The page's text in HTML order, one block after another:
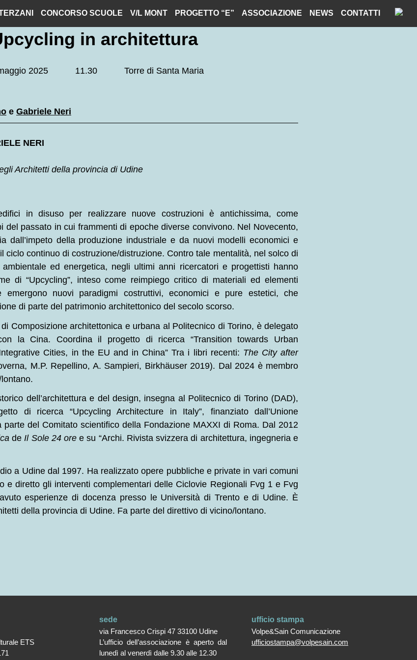
CONCORSO SCUOLE V/L MONT PROGETTO “E” ASSOCIAZIONE NEWS CONTATTI
in architettura
2025 11.30 Torre di Santa Maria
e Gabriele Neri
NERI
Architetti della provincia di Udine
in disuso per realizzare nuove costruzioni è antichissima, come
del passato in cui frammenti di epoche diverse convivono. Nel Novecento,
dall’impeto della produzione industriale e da nuovi modelli economici e
ciclo continuo di costruzione/distruzione. Contro tale mentalità, nel solco di
ed energetica, negli ultimi anni ricercatori e progettisti hanno
di “Upcycling”, inteso come reimpiego critico di materiali ed elementi
emergono nuovi paradigmi costruttivi, economici e pure estetici, che
di parte del patrimonio architettonico del secolo scorso.
Composizione architettonica e urbana al Politecnico di Torino, è delegato
la Cina. Coordina il progetto di ricerca “Transition towards Urban
Cities, in the EU and in China” Tra i libri recenti: The City after
M.P. Repellino, A. Sampieri, Birkhäuser 2019). Dal 2024 è membro
dell’architettura e del design, insegna al Politecnico di Torino (DAD),
di ricerca “Upcycling Architecture in Italy”, finanziato dall’Unione
parte del Comitato scientifico della Fondazione MAXXI di Roma. Dal 2012
deIl Sole 24 ore e su “Archi. Rivista svizzera di architettura, ingegneria e
a Udine dal 1997. Ha realizzato opere pubbliche e private in vari comuni
e diretto gli interventi complementari delle Ciclovie Regionali Fvg 1 e Fvg
esperienze di docenza presso le Università di Trento e di Udine. È
della provincia di Udine. Fa parte del direttivo di vicino/lontano.
ETS
sede
via Francesco Crispi 47 33100 Udine
L’ufficio dell’associazione è aperto dal
lunedì al venerdì dalle 9.30 alle 12.30
ufficio stampa
Volpe&Sain Comunicazione
ufficiostampa@volpesain.com